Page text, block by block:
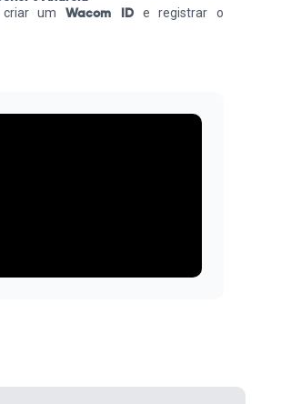
criar umWacom IDe registrar o